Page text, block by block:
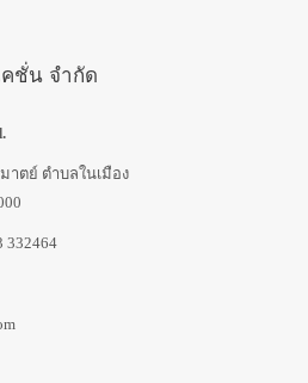
ชั่น จำกัด
าตย์ ตำบลในเมือง
332464